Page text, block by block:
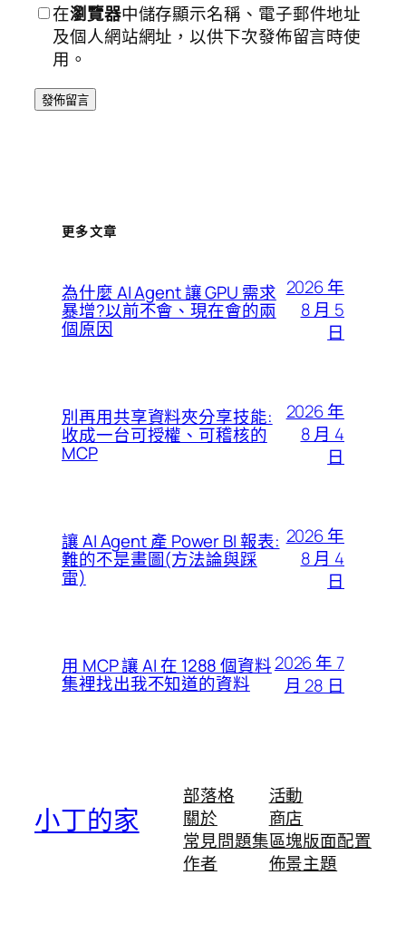
在瀏覽器中儲存顯示名稱、電子郵件地址
及個人網站網址，以供下次發佈留言時使
用。
更多文章
為什麼 AI Agent 讓 GPU 需求
暴增?以前不會、現在會的兩
個原因
2026 年
8 月 5
日
別再用共享資料夾分享技能:
收成一台可授權、可稽核的
MCP
2026 年
8 月 4
日
讓 AI Agent 產 Power BI 報表:
難的不是畫圖(方法論與踩
雷)
2026 年
8 月 4
日
用 MCP 讓 AI 在 1288 個資料
集裡找出我不知道的資料
2026 年 7
月 28 日
小丁的家
部落格
關於
常見問題集
作者
活動
商店
區塊版面配置
佈景主題